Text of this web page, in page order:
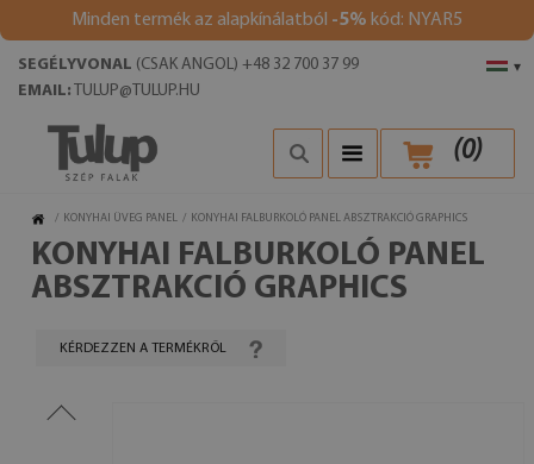
Minden termék az alapkínálatból -5% kód: NYAR5
▾
SEGÉLYVONAL (CSAK ANGOL) +48 32 700 37 99
EMAIL: TULUP@TULUP.HU
(0)
/ KONYHAI ÜVEG PANEL / KONYHAI FALBURKOLÓ PANEL ABSZTRAKCIÓ GRAPHICS
KONYHAI FALBURKOLÓ PANEL
ABSZTRAKCIÓ GRAPHICS
KÉRDEZZEN A TERMÉKRŐL